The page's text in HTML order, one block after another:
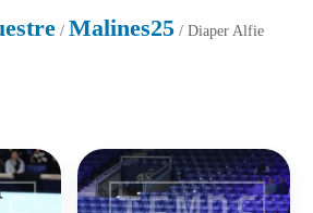
/ Malines25 / Diaper Alfie